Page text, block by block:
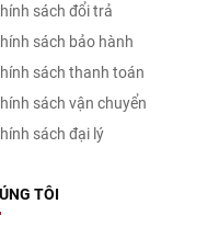
sách đổi trả
sách bảo hành
sách thanh toán
sách vận chuyển
sách đại lý
TÔI